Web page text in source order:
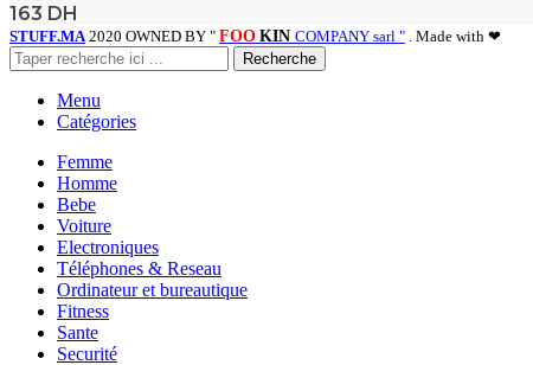
163 DH
STUFF.MA 2020 OWNED BY " FOO KIN COMPANY sarl " . Made with ❤
Recherche
Menu
Catégories
Femme
Homme
Bebe
Voiture
Electroniques
Téléphones & Reseau
Ordinateur et bureautique
Fitness
Sante
Securité